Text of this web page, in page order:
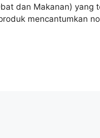
dan Makanan) yang
mencantumkan